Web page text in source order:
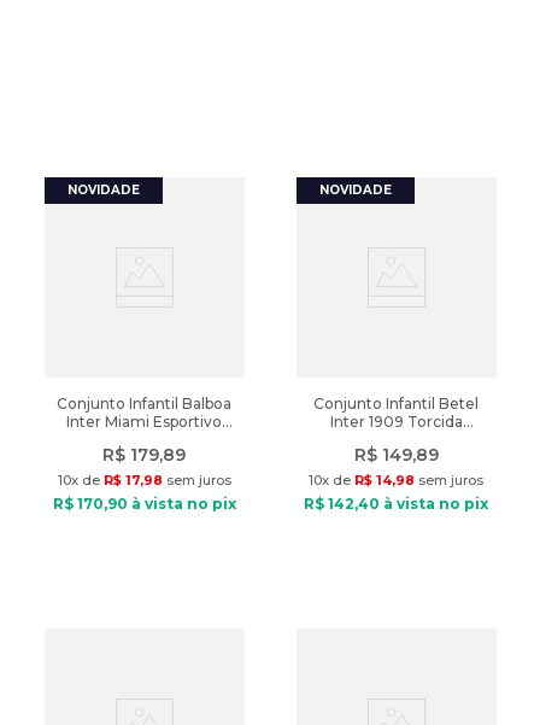
Conjunto Infantil Balboa
Inter Miami Esportivo
R$ 179,89
10x de R$ 17,98 sem juros
R$ 170,90 à vista no pix
Conjunto Infantil Betel
Inter 1909 Torcida
R$ 149,89
10x de R$ 14,98 sem juros
R$ 142,40 à vista no pix